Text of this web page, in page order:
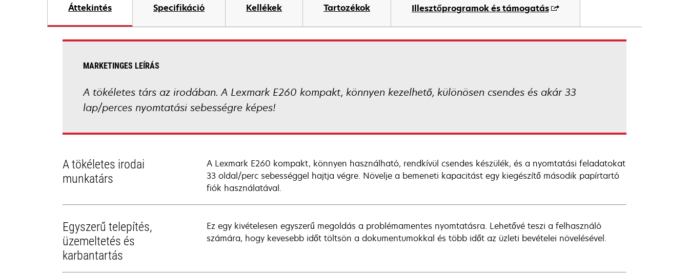
Áttekintés Specifikáció Kellékek Tartozékok Illesztőprogramok és támogatás
MARKETINGES LEÍRÁS
A tökéletes társ az irodában. A Lexmark E260 kompakt, könnyen kezelhető, különösen csendes és akár 33
lap/perces nyomtatási sebességre képes!
A tökéletes irodai
munkatárs
A Lexmark E260 kompakt, könnyen használható, rendkívül csendes készülék, és a nyomtatási feladatokat
33 oldal/perc sebességgel hajtja végre. Növelje a bemeneti kapacitást egy kiegészítő második papírtartó
fiók használatával.
Egyszerű telepítés,
üzemeltetés és
karbantartás
Ez egy kivételesen egyszerű megoldás a problémamentes nyomtatásra. Lehetővé teszi a felhasználó
számára, hogy kevesebb időt töltsön a dokumentumokkal és több időt az üzleti bevételei növelésével.